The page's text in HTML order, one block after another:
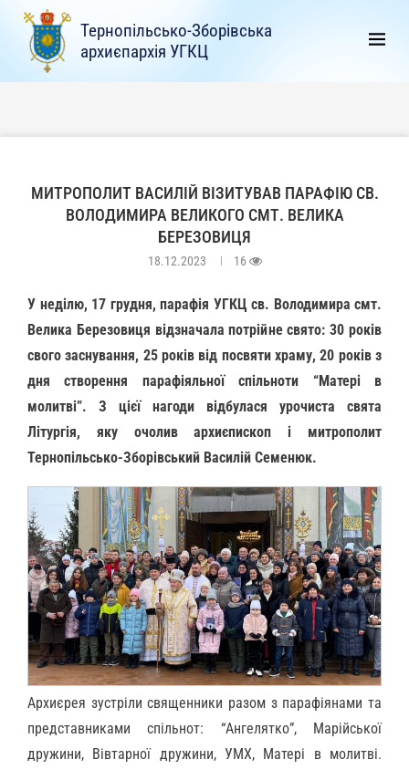
Тернопільсько-Зборівська
архиєпархія УГКЦ
МИТРОПОЛИТ ВАСИЛІЙ ВІЗИТУВАВ ПАРАФІЮ СВ.
ВОЛОДИМИРА ВЕЛИКОГО СМТ. ВЕЛИКА
БЕРЕЗОВИЦЯ
18.12.2023 16
У неділю, 17 грудня, парафія УГКЦ св. Володимира смт.
Велика Березовиця відзначала потрійне свято: 30 років
свого заснування, 25 років від посвяти храму, 20 років з
дня створення парафіяльної спільноти “Матері в
молитві”. З цієї нагоди відбулася урочиста свята
Літургія, яку очолив архиєпископ і митрополит
Тернопільсько-Зборівський Василій Семенюк.
Архиєрея зустріли священники разом з парафіянами та
представниками спільнот: “Ангелятко”, Марійської
дружини, Вівтарної дружини, УМХ, Матері в молитві.